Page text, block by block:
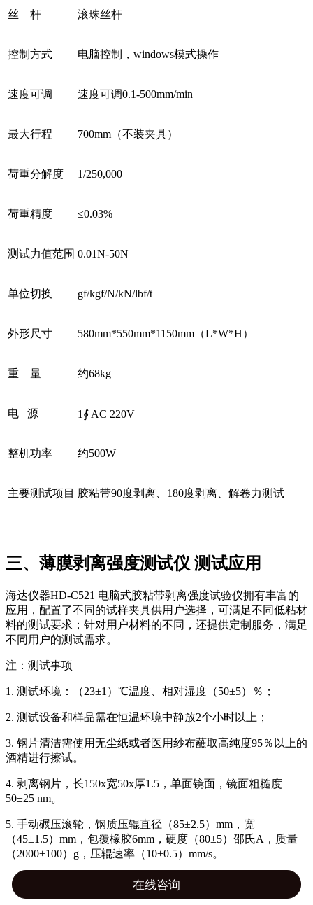
丝 杆 滚珠丝杆
控制方式 电脑控制，windows模式操作
速度可调 速度可调0.1-500mm/min
最大行程 700mm（不装夹具）
荷重分解度 1/250,000
荷重精度 ≤0.03%
测试力值范围 0.01N-50N
单位切换 gf/kgf/N/kN/lbf/t
外形尺寸 580mm*550mm*1150mm（L*W*H）
重 量 约68kg
电 源 1∮ AC 220V
整机功率 约500W
主要测试项目 胶粘带90度剥离、180度剥离、解卷力测试
三、薄膜剥离强度测试仪 测试应用
海达仪器HD-C521 电脑式胶粘带剥离强度试验仪拥有丰富的
应用，配置了不同的试样夹具供用户选择，可满足不同低粘材
料的测试要求；针对用户材料的不同，还提供定制服务，满足
不同用户的测试需求。
注：测试事项
1. 测试环境：（23±1）℃温度、相对湿度（50±5）％；
2. 测试设备和样品需在恒温环境中静放2个小时以上；
3. 钢片清洁需使用无尘纸或者医用纱布蘸取高纯度95％以上的
酒精进行擦试。
4. 剥离钢片，长150x宽50x厚1.5，单面镜面，镜面粗糙度
50±25 nm。
5. 手动碾压滚轮，钢质压辊直径（85±2.5）mm，宽
（45±1.5）mm，包覆橡胶6mm，硬度（80±5）邵氏A，质量
（2000±100）g，压辊速率（10±0.5）mm/s。
6. 90度剥离夹具，夹具可使剥离钢片相对于测试设备呈水平开
口，可随着夹具的移动而水平移动且保持90度剥离角度，测试
在线咨询